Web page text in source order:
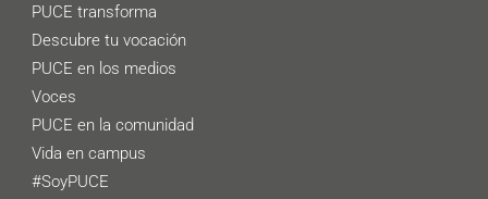
PUCE transforma
Descubre tu vocación
PUCE en los medios
Voces
PUCE en la comunidad
Vida en campus
#SoyPUCE